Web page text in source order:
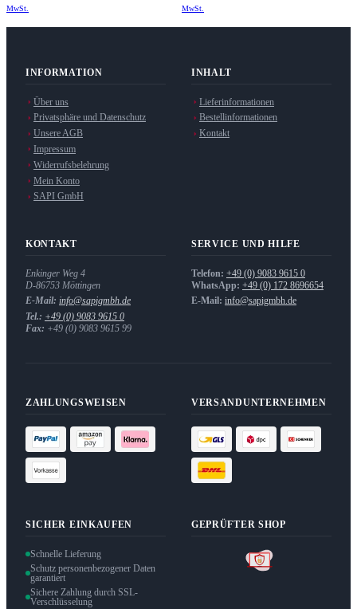
MwSt.
MwSt.
INFORMATION
Über uns
Privatsphäre und Datenschutz
Unsere AGB
Impressum
Widerrufsbelehrung
Mein Konto
SAPI GmbH
INHALT
Lieferinformationen
Bestellinformationen
Kontakt
KONTAKT
Enkinger Weg 4
D-86753 Möttingen
E-Mail: info@sapigmbh.de
Tel.: +49 (0) 9083 9615 0
Fax: +49 (0) 9083 9615 99
SERVICE UND HILFE
Telefon: +49 (0) 9083 9615 0
WhatsApp: +49 (0) 172 8696654
E-Mail: info@sapigmbh.de
ZAHLUNGSWEISEN VERSANDUNTERNEHMEN
SICHER EINKAUFEN
Schnelle Lieferung
Schutz personenbezogener Daten
garantiert
Sichere Zahlung durch SSL-
Verschlüsselung
GEPRÜFTER SHOP